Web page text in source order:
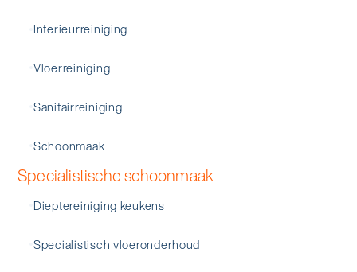
Interieurreiniging
Vloerreiniging
Sanitairreiniging
Schoonmaak
Specialistische schoonmaak
Dieptereiniging keukens
Specialistisch vloeronderhoud